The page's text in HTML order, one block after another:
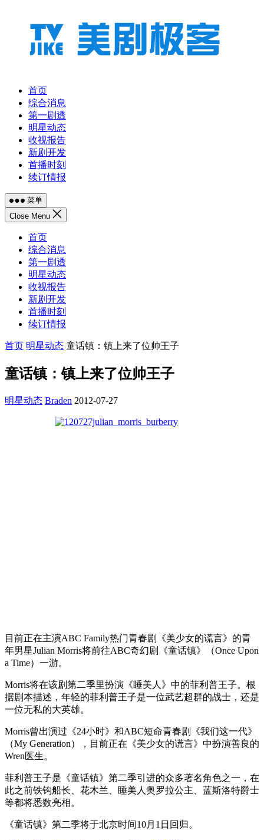
首页
综合消息
第一剧透
明星动态
收视报告
新剧开发
首播时刻
续订情报
菜单
Close Menu
首页
综合消息
第一剧透
明星动态
收视报告
新剧开发
首播时刻
续订情报
首页 明星动态 童话镇：镇上来了位帅王子
童话镇：镇上来了位帅王子
明星动态 Braden 2012-07-27
目前正在主演ABC Family热门青春剧《美少女的谎言》的青
年男星Julian Morris将前往ABC奇幻剧《童话镇》（Once Upon
a Time）一游。
Morris将在该剧第二季里扮演《睡美人》中的菲利普王子。根
据剧本描述，年轻的菲利普王子是一位武艺超群的战士，还是
一位无私的大英雄。
Morris曾出演过《24小时》和ABC短命青春剧《我们这一代》
（My Generation），目前正在《美少女的谎言》中扮演善良的
Wren医生。
菲利普王子是《童话镇》第二季引进的众多著名角色之一，在
此之前铁钩船长、花木兰、睡美人奥罗拉公主、蓝斯洛特爵士
等都将悉数亮相。
《童话镇》第二季将于北京时间10月1日回归。